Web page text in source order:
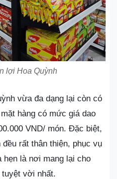
lợi Hoa Quỳnh
vừa đa dạng lại còn có
hàng có mức giá dao
VND/ món. Đặc biệt,
rất thân thiện, phục vụ
hẹn là nơi mang lại cho
tuyệt vời nhất.